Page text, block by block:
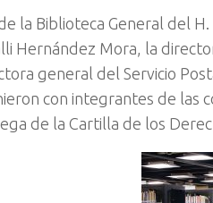
la Biblioteca General del
Hernández Mora, la
general del Servicio
con integrantes de las
de la Cartilla de los